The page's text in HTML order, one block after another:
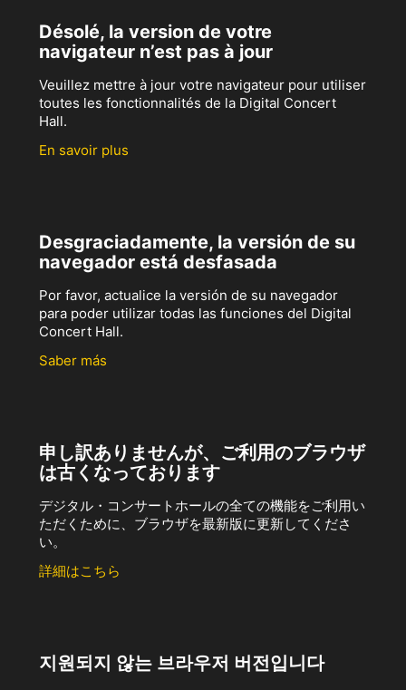
Désolé, la version de votre
navigateur n’est pas à jour
Veuillez mettre à jour votre navigateur pour utiliser
toutes les fonctionnalités de la Digital Concert
Hall.
En savoir plus
Desgraciadamente, la versión de su
navegador está desfasada
Por favor, actualice la versión de su navegador
para poder utilizar todas las funciones del Digital
Concert Hall.
Saber más
申し訳ありませんが、ご利用のブラウザ
は古くなっております
デジタル・コンサートホールの全ての機能をご利用い
ただくために、ブラウザを最新版に更新してくださ
い。
詳細はこちら
지원되지 않는 브라우저 버전입니다